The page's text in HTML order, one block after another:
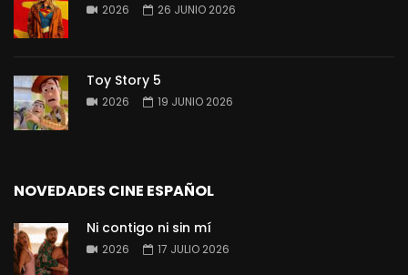
2026 26 JUNIO 2026
Toy Story 5
2026 19 JUNIO 2026
NOVEDADES CINE ESPAÑOL
Ni contigo ni sin mí
2026 17 JULIO 2026